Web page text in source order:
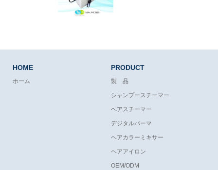
HOME
ホーム
PRODUCT
製 品
シャンプースチーマー
ヘアスチーマー
デジタルパーマ
ヘアカラーミキサー
ヘアアイロン
OEM/ODM